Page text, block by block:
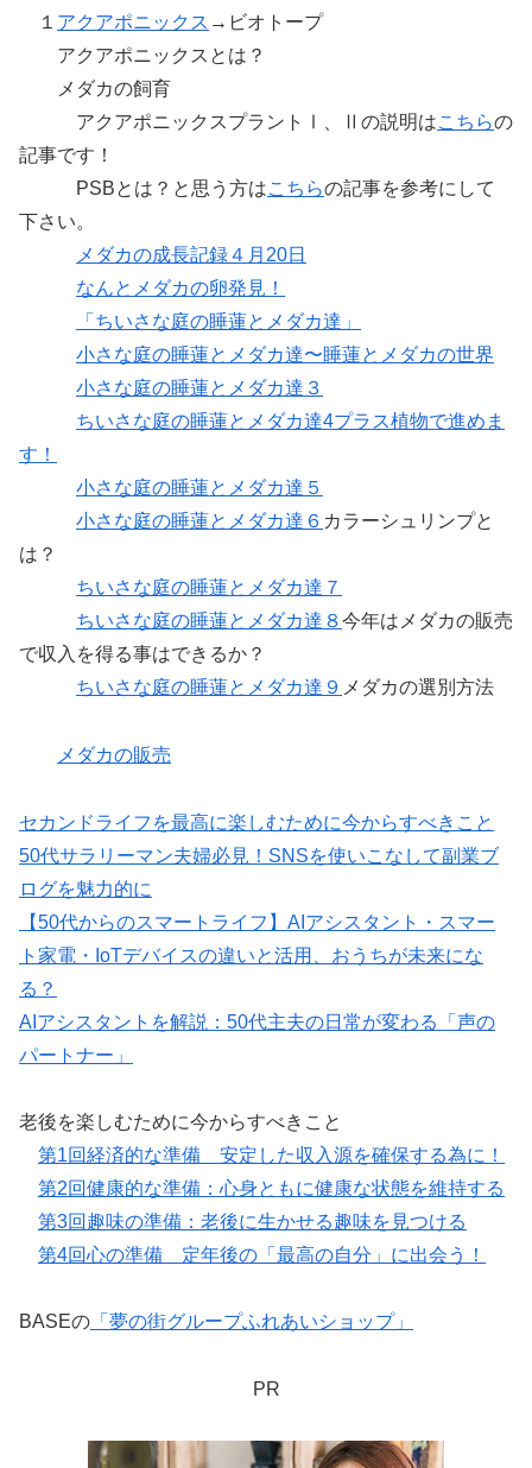
１ アクアポニックス →ビオトープ
アクアポニックスとは？
メダカの飼育
アクアポニックスプラントⅠ、Ⅱの説明はこちらの
記事です！
PSBとは？と思う方はこちらの記事を参考にして
下さい。
メダカの成長記録４月20日
なんとメダカの卵発見！
「ちいさな庭の睡蓮とメダカ達」
小さな庭の睡蓮とメダカ達〜睡蓮とメダカの世界
小さな庭の睡蓮とメダカ達３
ちいさな庭の睡蓮とメダカ達4プラス植物で進めま
す！
小さな庭の睡蓮とメダカ達５
小さな庭の睡蓮とメダカ達６ カラーシュリンプと
は？
ちいさな庭の睡蓮とメダカ達７
ちいさな庭の睡蓮とメダカ達８今年はメダカの販売
で収入を得る事はできるか？
ちいさな庭の睡蓮とメダカ達９ メダカの選別方法
メダカの販売
セカンドライフを最高に楽しむために今からすべきこと
50代サラリーマン夫婦必見！SNSを使いこなして副業ブ
ログを魅力的に
【50代からのスマートライフ】AIアシスタント・スマー
ト家電・IoTデバイスの違いと活用、おうちが未来にな
る？
AIアシスタントを解説：50代主夫の日常が変わる「声の
パートナー」
老後を楽しむために今からすべきこと
第1回経済的な準備 安定した収入源を確保する為に！
第2回健康的な準備：心身ともに健康な状態を維持する
第3回趣味の準備：老後に生かせる趣味を見つける
第4回心の準備 定年後の「最高の自分」に出会う！
BASEの 「夢の街グループふれあいショップ」
PR